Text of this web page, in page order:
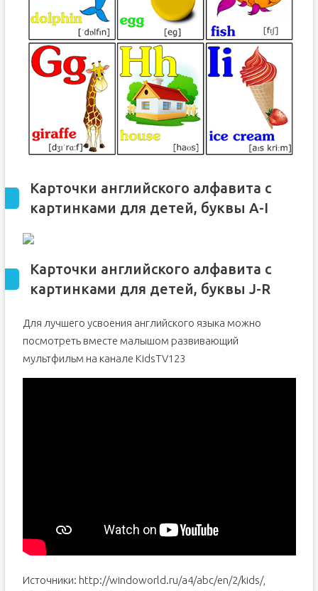
Карточки английского алфавита с
картинками для детей, буквы A-I
Карточки английского алфавита с
картинками для детей, буквы J-R
Для лучшего усвоения английского языка можно
посмотреть вместе малышом развивающий
мультфильм на канале KidsTV123
Источники: http://windoworld.ru/a4/abc/en/2/kids/,